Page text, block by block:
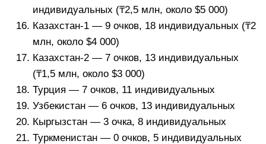
индивидуальных (₸2,5 млн, около $5 000)
Казахстан-1 — 9 очков, 18 индивидуальных (₸2
млн, около $4 000)
Казахстан-2 — 7 очков, 13 индивидуальных
(₸1,5 млн, около $3 000)
Турция — 7 очков, 11 индивидуальных
Узбекистан — 6 очков, 13 индивидуальных
Кыргызстан — 3 очка, 8 индивидуальных
Туркменистан — 0 очков, 5 индивидуальных